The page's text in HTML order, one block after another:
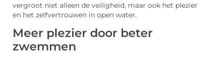
vergroot niet alleen de veiligheid, maar ook het plezier
en het zelfvertrouwen in open water.
Meer plezier door beter
zwemmen